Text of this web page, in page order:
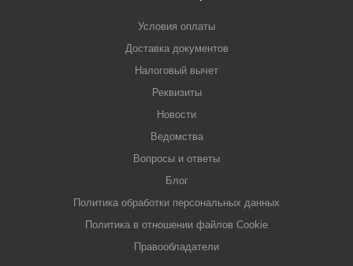
Условия оплаты
Доставка документов
Налоговый вычет
Реквизиты
Новости
Ведомства
Вопросы и ответы
Блог
Политика обработки персональных данных
Политика в отношении файлов Cookie
Правообладатели